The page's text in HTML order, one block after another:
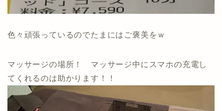
色々頑張っているのでたまにはご褒美をｗ
マッサージの場所！ マッサージ中にスマホの充電し
てくれるのは助かります！！